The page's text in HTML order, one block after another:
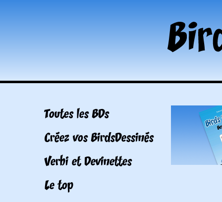
Toutes les BDs
Créez vos BirdsDessinés
Verbi et Devinettes
Le top